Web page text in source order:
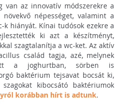
van az innovatív módszerekre a
népességet, valamint a
k hiányát. Kínai tudósok ezekre a
ki azt a készítményt,
szagtalanítja a wc-ket. Az aktív
család tagja, azé, melynek
a joghurtban, sörben is
baktérium tejsavat bocsát ki,
kibocsátó baktériumok
korábban hírt is adtunk.